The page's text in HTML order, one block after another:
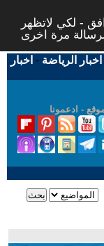
- لكي لاتظهر
اخبار الرياضة - اخبار
- ادعمونا